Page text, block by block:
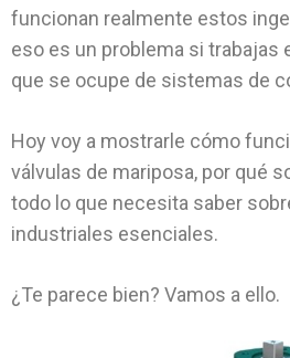
funcionan realmente estos
eso es un problema si trabajas
que se ocupe de sistemas de
Hoy voy a mostrarle cómo
válvulas de mariposa, por qué
todo lo que necesita saber
industriales esenciales.
¿Te parece bien? Vamos a ello.